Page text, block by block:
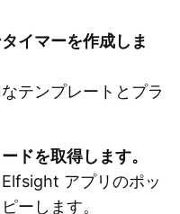
イマーを作成しま
テンプレートとプラ
ドを取得します。
アプリのポッ
ーします。